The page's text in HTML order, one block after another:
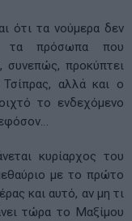
ότι τα νούμερα δεν
τα πρόσωπα που
συνεπώς, προκύπτει
αλλά και ο
το ενδεχόμενο
κυρίαρχος του
με το πρώτο
και αυτό, αν μη τι
τώρα το Μαξίμου